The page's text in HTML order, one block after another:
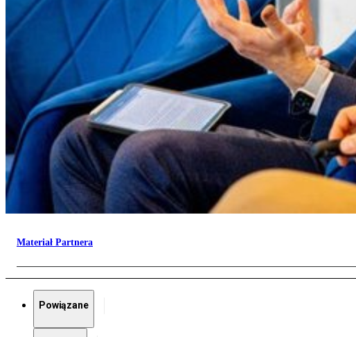
Materiał Partnera
Powiązane